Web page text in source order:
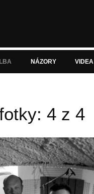
NÁZORY VIDEA
4 z 4